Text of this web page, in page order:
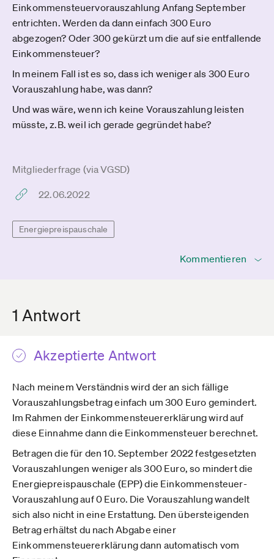
Einkommensteuervorauszahlung Anfang September
entrichten. Werden da dann einfach 300 Euro
abgezogen? Oder 300 gekürzt um die auf sie entfallende
Einkommensteuer?
In meinem Fall ist es so, dass ich weniger als 300 Euro
Vorauszahlung habe, was dann?
Und was wäre, wenn ich keine Vorauszahlung leisten
müsste, z.B. weil ich gerade gegründet habe?
Mitgliederfrage (via VGSD)
22.06.2022
Energiepreispauschale
Kommentieren
1 Antwort
Akzeptierte Antwort
Nach meinem Verständnis wird der an sich fällige
Vorauszahlungsbetrag einfach um 300 Euro gemindert.
Im Rahmen der Einkommensteuererklärung wird auf
diese Einnahme dann die Einkommensteuer berechnet.
Betragen die für den 10. September 2022 festgesetzten
Vorauszahlungen weniger als 300 Euro, so mindert die
Energiepreispauschale (EPP) die Einkommensteuer-
Vorauszahlung auf 0 Euro. Die Vorauszahlung wandelt
sich also nicht in eine Erstattung. Den übersteigenden
Betrag erhältst du nach Abgabe einer
Einkommensteuererklärung dann automatisch vom